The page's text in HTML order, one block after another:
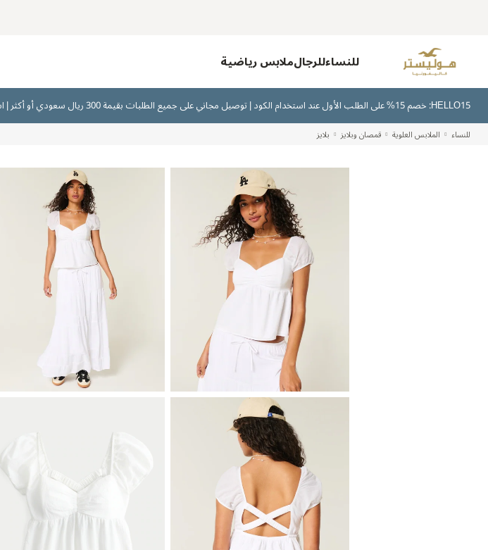
للنساءللرجالملابس رياضية
HELLO15: خصم 15% على الطلب الأول عند استخدام الكود | توصيل مجاني على جميع الطلبات بقيمة 300 ريال سعودي أو أكثر | اشترِ الآن وادفع لاحقًا عبر تابي وتمارا
للنساء الملابس العلوية قمصان وبلايز بلايز